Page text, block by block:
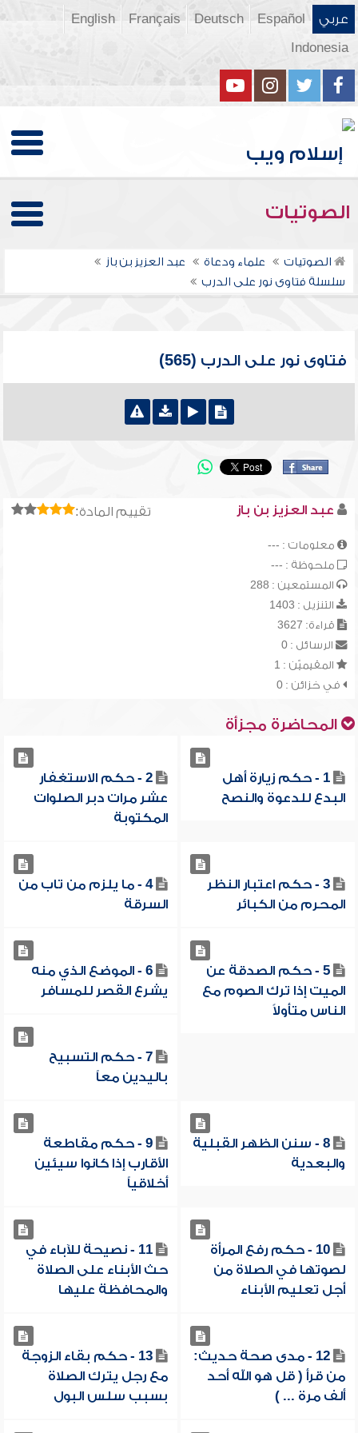
عربي Español
Deutsch
Français
English
Indonesia
الصوتيات
الصوتيات علماء ودعاة
عبد العزيز بن باز
سلسلة فتاوى نور على الدرب
فتاوى نور على الدرب (565)
تقييم المادة: عبد العزيز بن باز
معلومات : ---
ملحوظة : ---
المستمعين : 288
التنزيل : 1403
قراءة: 3627
الرسائل : 0
المقيميّن : 1
في خزائن : 0
المحاضرة مجزأة
1 - حكم زيارة أهل
البدع للدعوة والنصح
2 - حكم الاستغفار
عشر مرات دبر الصلوات
المكتوبة
3 - حكم اعتبار النظر
المحرم من الكبائر
4 - ما يلزم من تاب من
السرقة
5 - حكم الصدقة عن
الميت إذا ترك الصوم مع
الناس متأولاً
6 - الموضع الذي منه
يشرع القصر للمسافر
7 - حكم التسبيح
باليدين معاً
8 - سنن الظهر القبلية
والبعدية
9 - حكم مقاطعة
الأقارب إذا كانوا سيئين
أخلاقياً
10 - حكم رفع المرأة
لصوتها في الصلاة من
أجل تعليم الأبناء
11 - نصيحة للآباء في
حث الأبناء على الصلاة
والمحافظة عليها
12 - مدى صحة حديث:
من قرأ ( قل هو الله أحد
ألف مرة ... )
13 - حكم بقاء الزوجة
مع رجل يترك الصلاة
بسبب سلس البول